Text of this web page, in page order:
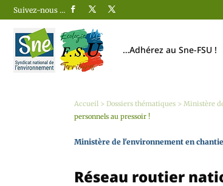
Suivez-nous …
…Adhérez au Sne-FSU !
Accueil > Dossiers thématiques > Ministère
personnels au pressoir !
Ministère de l'environnement en
Réseau routier